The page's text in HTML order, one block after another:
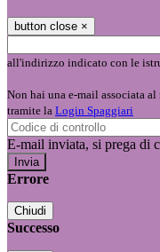
button close ×
all'indirizzo indicato con le
Non hai una e-mail associata
tramite la Login Spaggiari
E-mail inviata, si prega di
Errore
Chiudi
Successo